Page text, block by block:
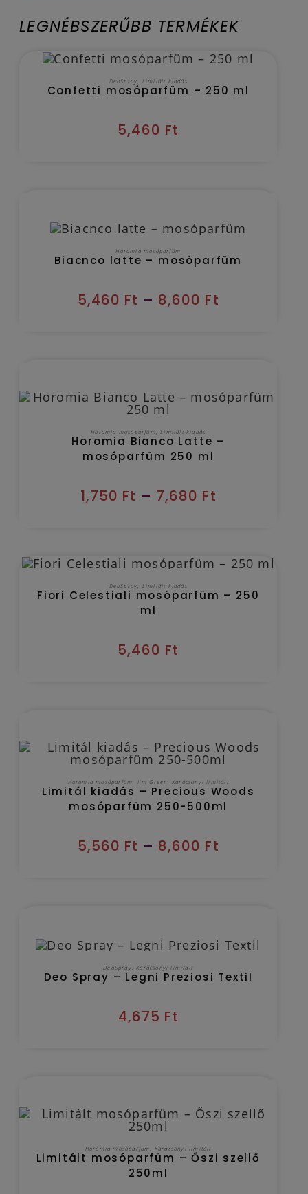
LEGNÉBSZERŰBB TERMÉKEK
TOVÁBB OLVASOM
DeoSpray Limitált kiadás
Confetti mosóparfüm – 250 ml
5,460 Ft
OPCIÓK VÁLASZTÁSA
Horomia mosóparfüm
Biacnco latte – mosóparfüm
5,460 Ft – 8,600 Ft
OPCIÓK VÁLASZTÁSA
Horomia mosóparfüm,Limitált kiadás
Horomia Bianco Latte –
mosóparfüm 250 ml
1,750 Ft – 7,680 Ft
TOVÁBB OLVASOM
DeoSpray, Limitált kiadás
Fiori Celestiali mosóparfüm – 250
ml
5,460 Ft
OPCIÓK VÁLASZTÁSA
Horomia mosóparfüm, I'm Green, Karácsonyi limitált
Limitál kiadás – Precious Woods
mosóparfüm 250-500ml
5,560 Ft – 8,600 Ft
KOSÁRBA TESZEM
DeoSpray ,Karácsonyi limitált
Deo Spray – Legni Preziosi Textil
4,675 Ft
KOSÁRBA TESZEM
Horomia mosóparfüm Karácsonyi limitált
Limitált mosóparfüm – Őszi szellő
250ml